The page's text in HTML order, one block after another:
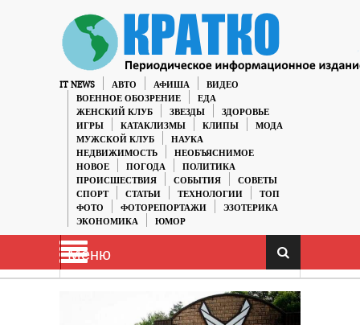
IT NEWS АВТО АФИША
ВИДЕО
ВОЕННОЕ ОБОЗРЕНИЕ
ЕДА
ЖЕНСКИЙ КЛУБ
ЗВЕЗДЫ
ЗДОРОВЬЕ
ИГРЫ
КАТАКЛИЗМЫ КЛИПЫ
МОДА
МУЖСКОЙ КЛУБ
НАУКА
НЕДВИЖИМОСТЬ
НЕОБЪЯСНИМОЕ
НОВОЕ
ПОГОДА
ПОЛИТИКА
ПРОИСШЕСТВИЯ
СОБЫТИЯ
СОВЕТЫ
СПОРТ
СТАТЬИ ТЕХНОЛОГИИ
ТОП
ФОТО
ФОТОРЕПОРТАЖИ
ЭЗОТЕРИКА
ЭКОНОМИКА
ЮМОР
Меню